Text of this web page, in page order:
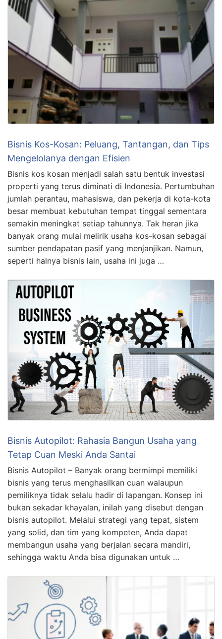
Bisnis Kos-Kosan: Peluang, Tantangan, dan Tips
Mengelolanya dengan Efisien
Bisnis kos kosan menjadi salah satu bentuk investasi
properti yang terus diminati di Indonesia. Pertumbuhan
jumlah perantau, mahasiswa, dan pekerja di kota-kota
besar membuat kebutuhan tempat tinggal sementara
semakin meningkat setiap tahunnya. Tak heran jika
banyak orang mulai melirik usaha kos-kosan sebagai
sumber pendapatan pasif yang menjanjikan. Namun,
seperti halnya bisnis lain, usaha ini juga …
Bisnis Autopilot: Rahasia Bangun Usaha yang
Tetap Cuan Meski Anda Santai
Bisnis Autopilot – Banyak orang bermimpi memiliki
bisnis yang terus menghasilkan cuan walaupun
pemiliknya tidak selalu hadir di lapangan. Konsep ini
bukan sekadar khayalan, inilah yang disebut dengan
bisnis autopilot. Melalui strategi yang tepat, sistem
yang solid, dan tim yang kompeten, Anda dapat
membangun usaha yang berjalan secara mandiri,
sehingga waktu Anda bisa digunakan untuk …